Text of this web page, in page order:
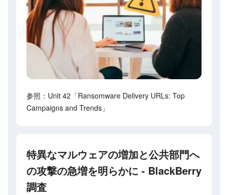
参照：Unit 42「Ransomware Delivery URLs: Top
Campaigns and Trends」
特異なマルウェアの増加と公共部門へ
の攻撃の急増を明らかに - BlackBerry
調査